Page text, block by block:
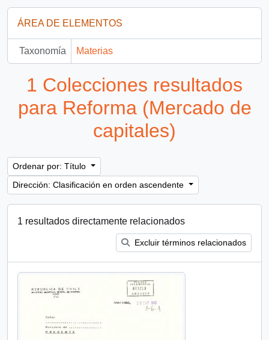
ÁREA DE ELEMENTOS
Taxonomía Materias
1 Colecciones resultados
para Reforma (Mercado de
capitales)
Ordenar por: Título
Dirección: Clasificación en orden ascendente
1 resultados directamente relacionados
Excluir términos relacionados